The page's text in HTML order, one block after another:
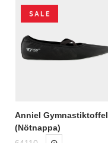
Anniel Gymnastiktoffel
(Nötnappa)